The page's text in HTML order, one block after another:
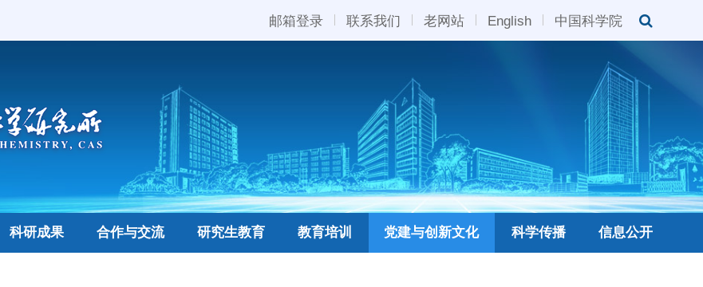
邮箱登录 联系我们 老网站 English 中国科学院
科研成果 合作与交流 研究生教育 教育培训 党建与创新文化 科学传播 信息公开